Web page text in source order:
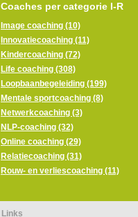
Coaches per categorie I-R
Image coaching (10)
Innovatiecoaching (11)
Kindercoaching (72)
Life coaching (308)
Loopbaanbegeleiding (199)
Mentale sportcoaching (8)
Netwerkcoaching (3)
NLP-coaching (32)
Online coaching (29)
Relatiecoaching (31)
Rouw- en verliescoaching (11)
Links